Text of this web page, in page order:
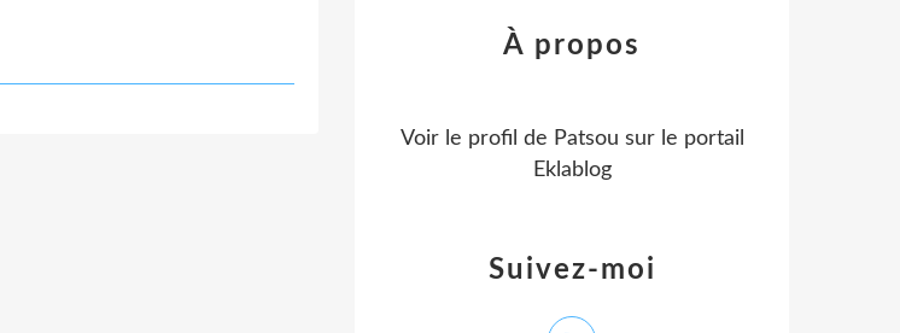
Suivez-moi
À propos
Voir le profil de Patsou sur le portail
Eklablog